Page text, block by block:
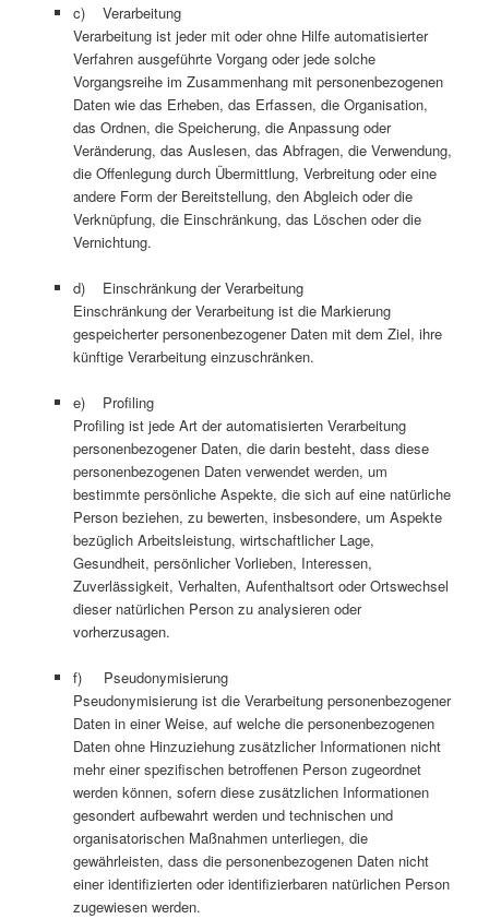
c) Verarbeitung
Verarbeitung ist jeder mit oder ohne Hilfe automatisierter
Verfahren ausgeführte Vorgang oder jede solche
Vorgangsreihe im Zusammenhang mit personenbezogenen
Daten wie das Erheben, das Erfassen, die Organisation,
das Ordnen, die Speicherung, die Anpassung oder
Veränderung, das Auslesen, das Abfragen, die Verwendung,
die Offenlegung durch Übermittlung, Verbreitung oder eine
andere Form der Bereitstellung, den Abgleich oder die
Verknüpfung, die Einschränkung, das Löschen oder die
Vernichtung.
d) Einschränkung der Verarbeitung
Einschränkung der Verarbeitung ist die Markierung
gespeicherter personenbezogener Daten mit dem Ziel, ihre
künftige Verarbeitung einzuschränken.
e) Profiling
Profiling ist jede Art der automatisierten Verarbeitung
personenbezogener Daten, die darin besteht, dass diese
personenbezogenen Daten verwendet werden, um
bestimmte persönliche Aspekte, die sich auf eine natürliche
Person beziehen, zu bewerten, insbesondere, um Aspekte
bezüglich Arbeitsleistung, wirtschaftlicher Lage,
Gesundheit, persönlicher Vorlieben, Interessen,
Zuverlässigkeit, Verhalten, Aufenthaltsort oder Ortswechsel
dieser natürlichen Person zu analysieren oder
vorherzusagen.
f) Pseudonymisierung
Pseudonymisierung ist die Verarbeitung personenbezogener
Daten in einer Weise, auf welche die personenbezogenen
Daten ohne Hinzuziehung zusätzlicher Informationen nicht
mehr einer spezifischen betroffenen Person zugeordnet
werden können, sofern diese zusätzlichen Informationen
gesondert aufbewahrt werden und technischen und
organisatorischen Maßnahmen unterliegen, die
gewährleisten, dass die personenbezogenen Daten nicht
einer identifizierten oder identifizierbaren natürlichen Person
zugewiesen werden.